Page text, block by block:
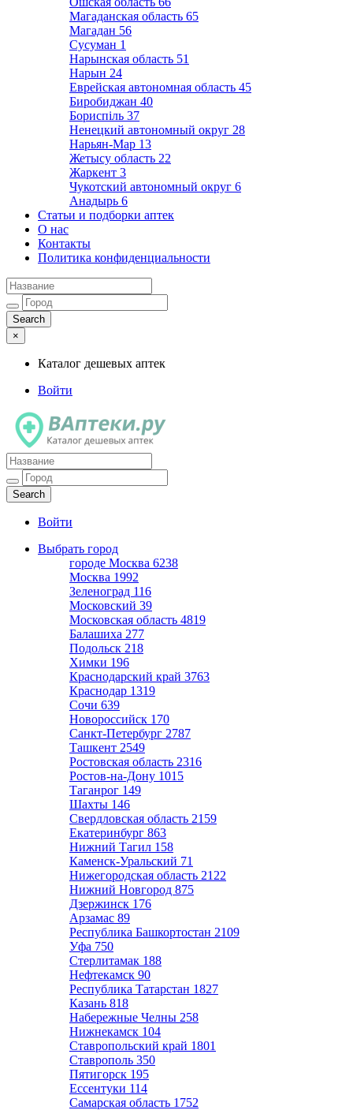
Магаданская область 65
Магадан 56
Сусуман 1
Нарынская область 51
Нарын 24
Еврейская автономная область 45
Биробиджан 40
Бориспіль 37
Ненецкий автономный округ 28
Нарьян-Мар 13
Жетысу область 22
Жаркент 3
Чукотский автономный округ 6
Анадырь 6
Статьи и подборки аптек
О нас
Контакты
Политика конфиденциальности
×
Каталог дешевых аптек
Войти
Каталог дешевых аптек
Войти
Выбрать город
городе Москва 6238
Москва 1992
Зеленоград 116
Московский 39
Московская область 4819
Балашиха 277
Подольск 218
Химки 196
Краснодарский край 3763
Краснодар 1319
Сочи 639
Новороссийск 170
Санкт-Петербург 2787
Ташкент 2549
Ростовская область 2316
Ростов-на-Дону 1015
Таганрог 149
Шахты 146
Свердловская область 2159
Екатеринбург 863
Нижний Тагил 158
Каменск-Уральский 71
Нижегородская область 2122
Нижний Новгород 875
Дзержинск 176
Арзамас 89
Республика Башкортостан 2109
Уфа 750
Стерлитамак 188
Нефтекамск 90
Республика Татарстан 1827
Казань 818
Набережные Челны 258
Нижнекамск 104
Ставропольский край 1801
Ставрополь 350
Пятигорск 195
Ессентуки 114
Самарская область 1752